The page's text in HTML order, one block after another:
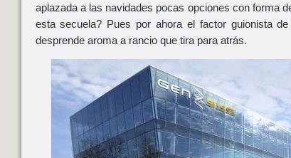
aplazada a las navidades pocas opciones con forma
esta secuela? Pues por ahora el factor guionista de
desprende aroma a rancio que tira para atrás.